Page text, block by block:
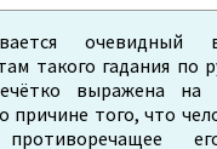
такого гадания по
выражена на
причине того, что